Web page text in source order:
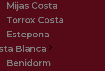
Mijas Costa
Torrox Costa
Estepona
Blanca
Benidorm